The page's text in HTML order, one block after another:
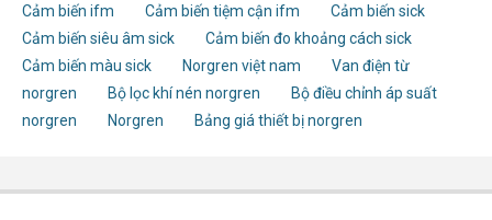
Cảm biến ifm
Cảm biến tiệm cận ifm
Cảm biến sick
Cảm biến siêu âm sick
Cảm biến đo khoảng cách sick
Cảm biến màu sick
Norgren việt nam
Van điện từ
norgren
Bộ lọc khí nén norgren
Bộ điều chỉnh áp suất
norgren
Norgren Bảng giá thiết bị norgren